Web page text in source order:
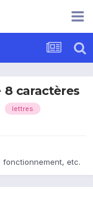
8 caractères
lettres
fonctionnement, etc.